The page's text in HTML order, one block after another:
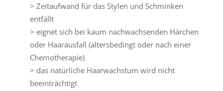
> Zeitaufwand für das Stylen und Schminken
entfällt
> eignet sich bei kaum nachwachsenden Härchen
oder Haarausfall (altersbedingt oder nach einer
Chemotherapie)
> das natürliche Haarwachstum wird nicht
beeinträchtigt